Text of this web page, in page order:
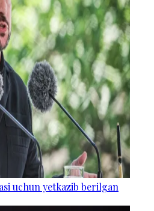
uchun yetkazib berilgan